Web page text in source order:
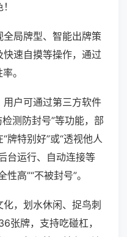
局牌型、智能出牌策
速自摸等操作，通过
。
户可通过第三方软件
检测防封号”等功能，部
牌特别好”或“透视他人
台运行、自动连接等
高”“不被封号”。
，划水休闲、捉鸟刺
张牌，支持吃碰杠，